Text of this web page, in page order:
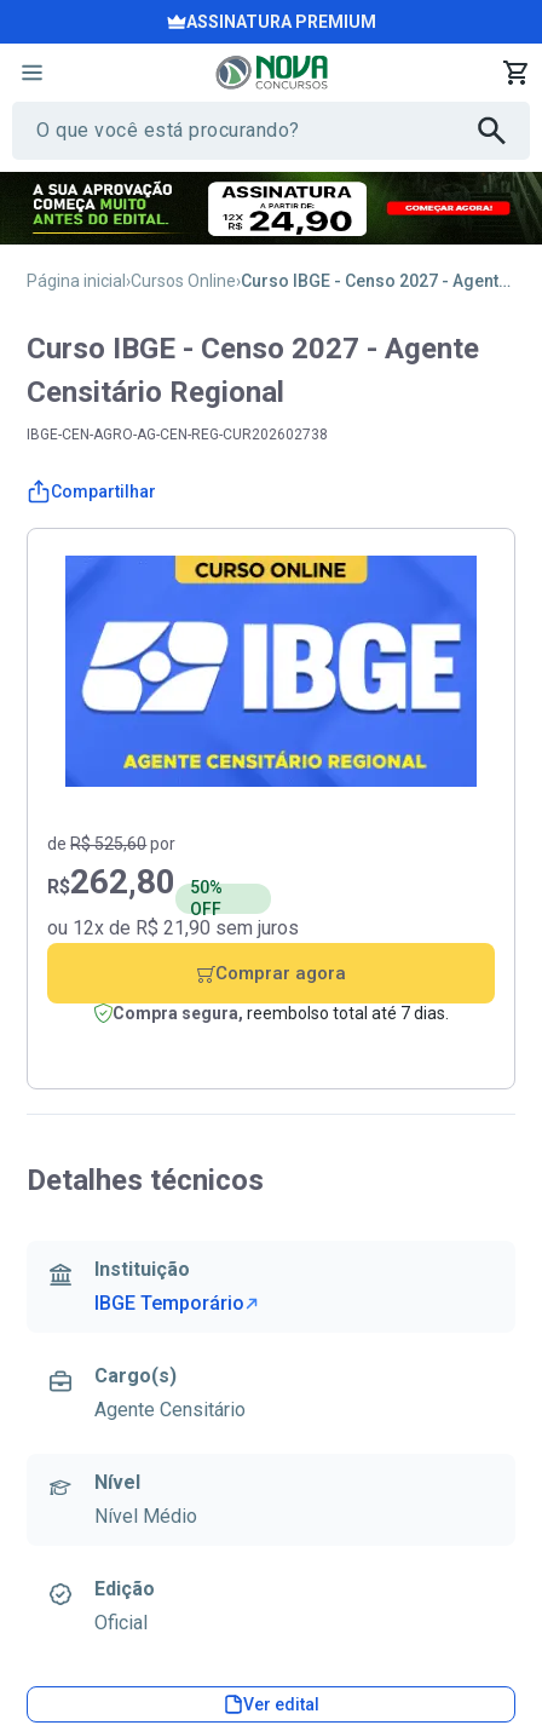
ASSINATURA PREMIUM
Página inicial Cursos Online Curso IBGE - Censo 2027 - Agente Censitário Regional
Curso IBGE - Censo 2027 - Agente
Censitário Regional
IBGE-CEN-AGRO-AG-CEN-REG-CUR202602738
Compartilhar
Detalhes técnicos
Instituição
IBGE Temporário
Cargo(s)
Agente Censitário
Nível
Nível Médio
Edição
Oficial
Ver edital
deR$ 525,60por
R$262,80
50%
OFF
ou 12x de R$ 21,90 sem juros
Comprar agora
Compra segura, reembolso total até 7 dias.